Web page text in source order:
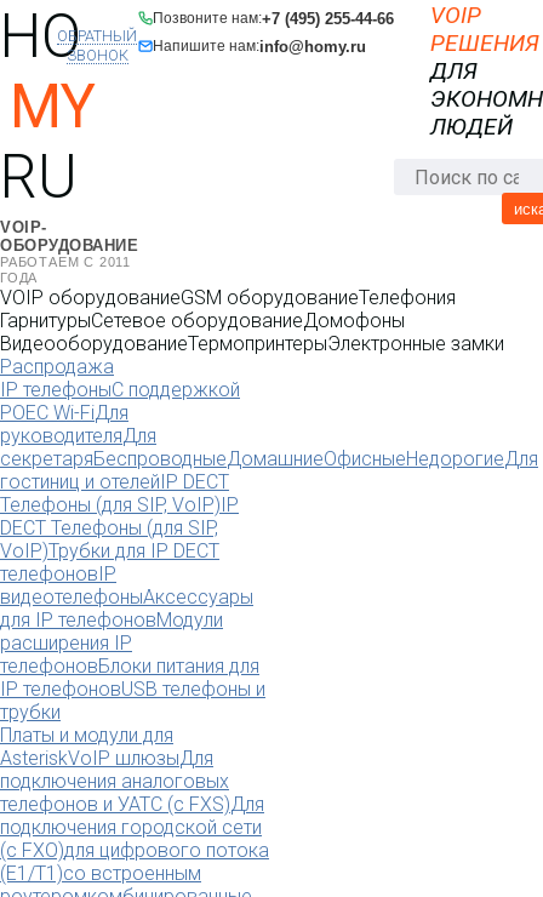
HO
MY
RU
VOIP-
ОБОРУДОВАНИЕ
РАБОТАЕМ С 2011
ГОДА
Позвоните нам:+7 (495) 255-44-66
Напишите нам:info@homy.ru
ОБРАТНЫЙ
ЗВОНОК
VOIP
РЕШЕНИЯ
ДЛЯ
ЛЮДЕЙ
VOIP оборудованиеGSM оборудованиеТелефония
ГарнитурыСетевое оборудованиеДомофоны
ВидеооборудованиеТермопринтерыЭлектронные замки
Распродажа
IP телефоныС поддержкой
POEC Wi-FiДля
руководителяДля
секретаряБеспроводныеДомашниеОфисныеНедорогиеДля
гостиниц и отелейIP DECT
Телефоны (для SIP, VoIP)IP
DECT Телефоны (для SIP,
VoIP)Трубки для IP DECT
телефоновIP
видеотелефоныАксессуары
для IP телефоновМодули
расширения IP
телефоновБлоки питания для
IP телефоновUSB телефоны и
трубки
Платы и модули для
AsteriskVoIP шлюзыДля
подключения аналоговых
телефонов и УАТС (с FXS)Для
подключения городской сети
(с FXO)для цифрового потока
(E1/T1)со встроенным